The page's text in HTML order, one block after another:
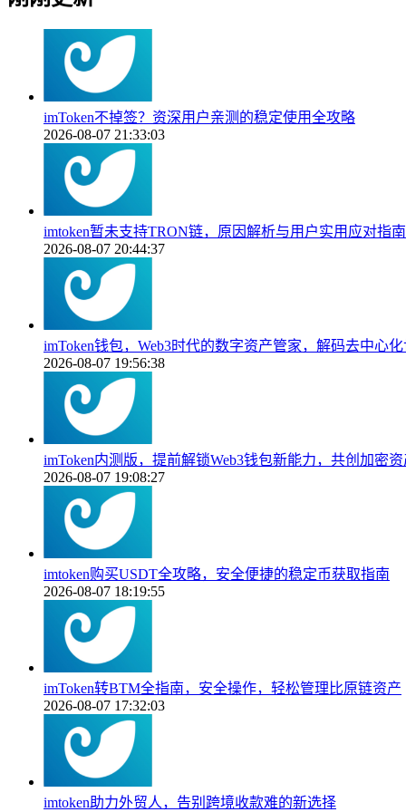
imToken不掉签？资深用户亲测的稳定使用全攻略
2026-08-07 21:33:03
imtoken暂未支持TRON链，原因解析与用户实用应对指南
2026-08-07 20:44:37
imToken钱包，Web3时代的数字资产管家，解码去中心
2026-08-07 19:56:38
imToken内测版，提前解锁Web3钱包新能力，共创加密
2026-08-07 19:08:27
imtoken购买USDT全攻略，安全便捷的稳定币获取指南
2026-08-07 18:19:55
imToken转BTM全指南，安全操作，轻松管理比原链资产
2026-08-07 17:32:03
imtoken助力外贸人，告别跨境收款难的新选择